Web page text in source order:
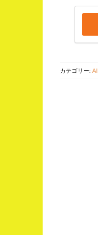
カテゴリー: AI